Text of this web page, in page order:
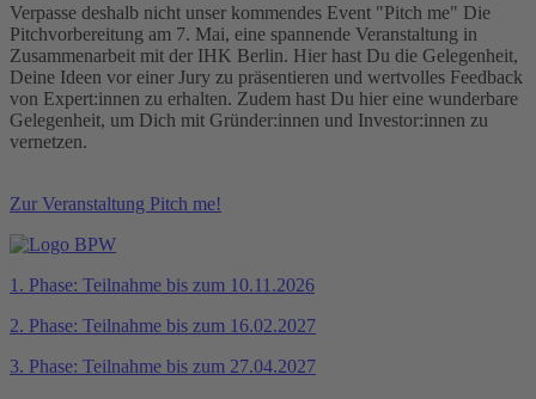
Verpasse deshalb nicht unser kommendes Event "Pitch me" Die
Pitchvorbereitung am 7. Mai, eine spannende Veranstaltung in
Zusammenarbeit mit der IHK Berlin. Hier hast Du die Gelegenheit,
Deine Ideen vor einer Jury zu präsentieren und wertvolles Feedback
von Expert:innen zu erhalten. Zudem hast Du hier eine wunderbare
Gelegenheit, um Dich mit Gründer:innen und Investor:innen zu
vernetzen.
Zur Veranstaltung Pitch me!
1. Phase: Teilnahme bis zum 10.11.2026
2. Phase: Teilnahme bis zum 16.02.2027
3. Phase: Teilnahme bis zum 27.04.2027